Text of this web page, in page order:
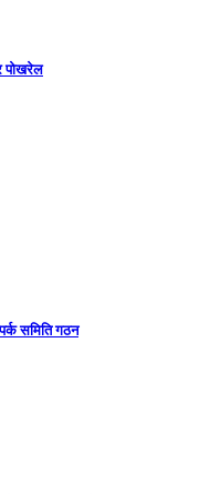
पोखरेल
समिति गठन